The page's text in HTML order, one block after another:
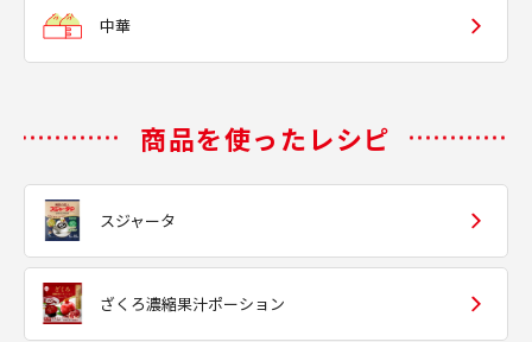
中華
商品を使ったレシピ
スジャータ
ざくろ濃縮果汁ポーション